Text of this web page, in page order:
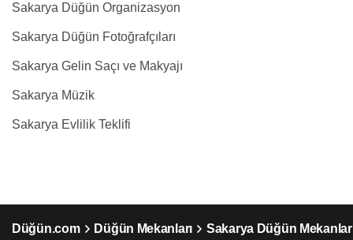
Sakarya Düğün Organizasyon
Sakarya Düğün Fotoğrafçıları
Sakarya Gelin Saçı ve Makyajı
Sakarya Müzik
Sakarya Evlilik Teklifi
Düğün.com Düğün Mekanları Sakarya Düğün